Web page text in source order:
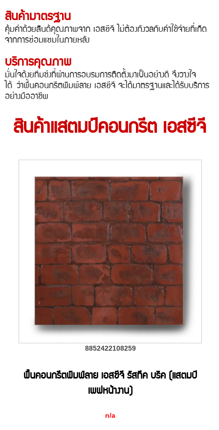
สินค้ามาตรฐาน
คุ้มค่าด้วยสินด้คุณภาพจาก เอสซีจี ไม่ต้องกังวลกับค่าใช้จ่ายที่เกิด
จากการซ่อมแซมในภายหลัง
บริการคุณภาพ
มั่นใจด้งยทีมช่งที่ผ่านการอบรมการติดตั้งมาเป็นอย่างดี จึงวางใจ
ได้ ว่าพื้นคอนกรีตพิมพ์ลาย เอสซีจี จะได้มาตรฐานและได้รับบริการ
อย่างมืออาชีพ
สินค้าแสตมป์คอนกรีต เอสซีจี
8852422108259
พื้นคอนกรีตพิมพ์ลาย เอสซีจี รัสทีค บริค (แสตมป์
เพฟหน้างาน)
n/a